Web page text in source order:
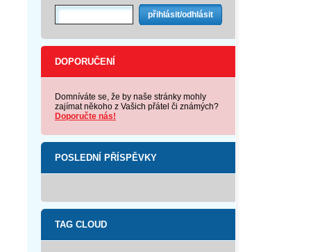
DOPORUČENÍ
Domníváte se, že by naše stránky mohly
zajímat někoho z Vašich přátel či známých?
Doporučte nás!
POSLEDNÍ PŘÍSPĚVKY
TAG CLOUD